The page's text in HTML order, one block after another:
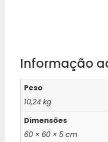
Informação
Peso
10,24 kg
Dimensões
60 × 60 × 5 cm